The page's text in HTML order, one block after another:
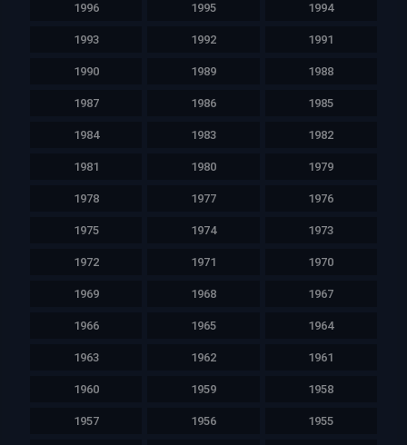
1996 1995 1994
1993 1992 1991
1990 1989 1988
1987 1986 1985
1984 1983 1982
1981 1980 1979
1978 1977 1976
1975 1974 1973
1972 1971 1970
1969 1968 1967
1966 1965 1964
1963 1962 1961
1960 1959 1958
1957 1956 1955